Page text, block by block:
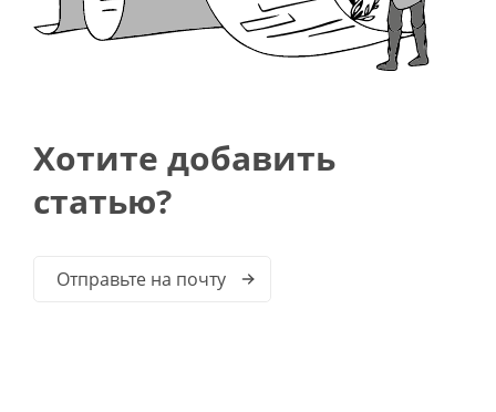
Хотите добавить
статью?
Отправьте на почту